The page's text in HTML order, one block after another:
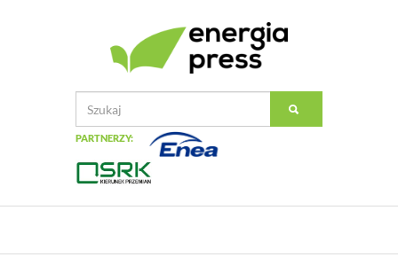
PARTNERZY: